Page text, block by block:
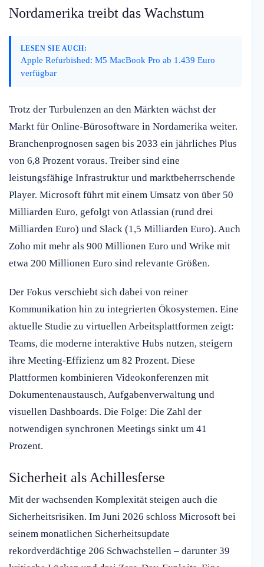
Nordamerika treibt das Wachstum
LESEN SIE AUCH:
Apple Refurbished: M5 MacBook Pro ab 1.439 Euro
verfügbar
Trotz der Turbulenzen an den Märkten wächst der
Markt für Online-Bürosoftware in Nordamerika weiter.
Branchenprognosen sagen bis 2033 ein jährliches Plus
von 6,8 Prozent voraus. Treiber sind eine
leistungsfähige Infrastruktur und marktbeherrschende
Player. Microsoft führt mit einem Umsatz von über 50
Milliarden Euro, gefolgt von Atlassian (rund drei
Milliarden Euro) und Slack (1,5 Milliarden Euro). Auch
Zoho mit mehr als 900 Millionen Euro und Wrike mit
etwa 200 Millionen Euro sind relevante Größen.
Der Fokus verschiebt sich dabei von reiner
Kommunikation hin zu integrierten Ökosystemen. Eine
aktuelle Studie zu virtuellen Arbeitsplattformen zeigt:
Teams, die moderne interaktive Hubs nutzen, steigern
ihre Meeting-Effizienz um 82 Prozent. Diese
Plattformen kombinieren Videokonferenzen mit
Dokumentenaustausch, Aufgabenverwaltung und
visuellen Dashboards. Die Folge: Die Zahl der
notwendigen synchronen Meetings sinkt um 41
Prozent.
Sicherheit als Achillesferse
Mit der wachsenden Komplexität steigen auch die
Sicherheitsrisiken. Im Juni 2026 schloss Microsoft bei
seinem monatlichen Sicherheitsupdate
rekordverdächtige 206 Schwachstellen – darunter 39